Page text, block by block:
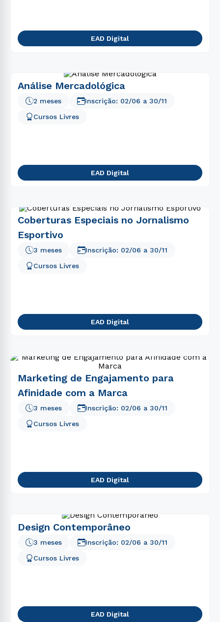
EAD Digital
Análise Mercadológica
2 meses
Cursos Livres
Inscrição: 02/06 a 30/11
EAD Digital
Coberturas Especiais no Jornalismo
Esportivo
Cursos Livres
3 meses Inscrição: 02/06 a 30/11
EAD Digital
Marketing de Engajamento para
Afinidade com a Marca
3 meses
Cursos Livres
Inscrição: 02/06 a 30/11
EAD Digital
Design Contemporâneo
Cursos Livres
3 meses Inscrição: 02/06 a 30/11
EAD Digital